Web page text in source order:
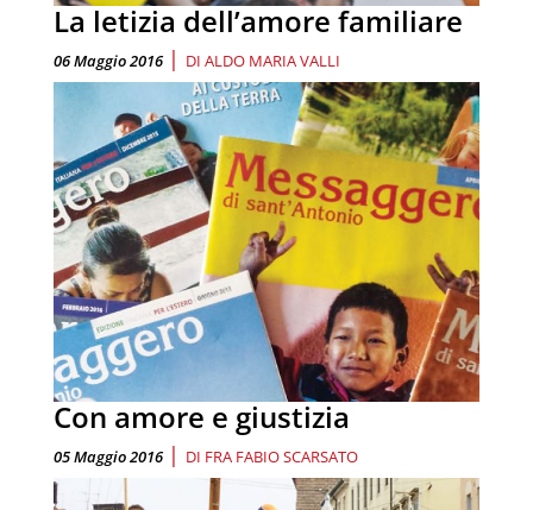
La letizia dell’amore familiare
06 Maggio 2016 | DI ALDO MARIA VALLI
Con amore e giustizia
05 Maggio 2016 | DI FRA FABIO SCARSATO